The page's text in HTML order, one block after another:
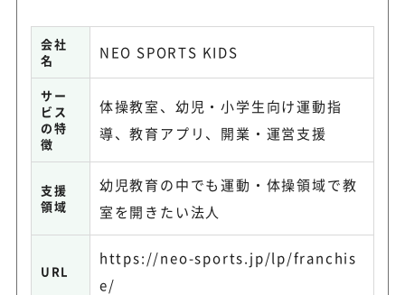
会社
名
NEO SPORTS KIDS
サー
ビス
の特
徴
体操教室、幼児・小学生向け運動指
導、教育アプリ、開業・運営支援
支援
領域
幼児教育の中でも運動・体操領域で教
室を開きたい法人
URL
https://neo-sports.jp/lp/franchis
e/